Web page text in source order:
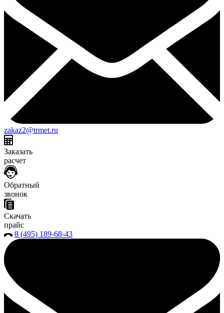
zakaz2@trmet.ru
Заказать
расчет
Обратный
звонок
Скачать
прайс
8 (495) 189-68-43